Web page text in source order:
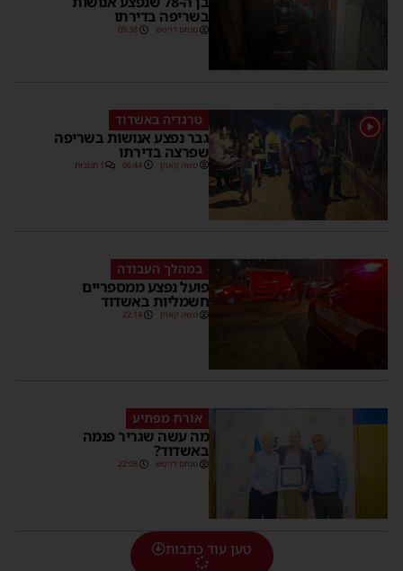
בשריפה בדירתו
מנחם דויטש 09:38
1 טרגדיה באשדוד
גבר נפצע אנושות בשריפה
שפרצה בדירתו
משה קאהן 06:44 1 תגובות
במהלך העבודה
פועל נפצע ממספריים
חשמליות באשדוד
משה קאהן 22:14
אורח מפתיע
מה עשה שגריר פנמה
באשדוד?
מנחם דויטש 22:08
טען עוד כתבות